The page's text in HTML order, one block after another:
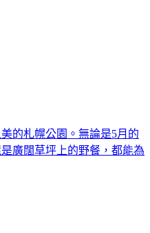
的札幌公園。無論是5月的
廣闊草坪上的野餐，都能為